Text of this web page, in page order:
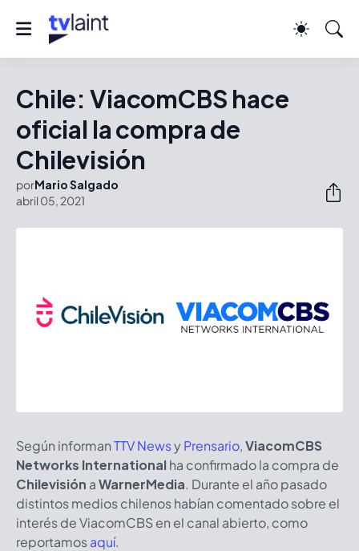
Chile: ViacomCBS hace
oficial la compra de
Chilevisión
porMario Salgado
abril 05, 2021
Según informanTTV NewsyPrensario,ViacomCBS
Networks Internationalha confirmado la compra de
Chilevisión aWarnerMedia. Durante el año pasado
distintos medios chilenos habían comentado sobre el
interés de ViacomCBS en el canal abierto, como
reportamosaquí.